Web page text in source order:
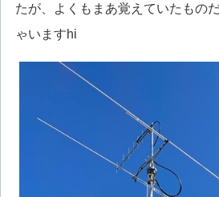
たが、よくもまあ覚えていたもの
ゃいますhi